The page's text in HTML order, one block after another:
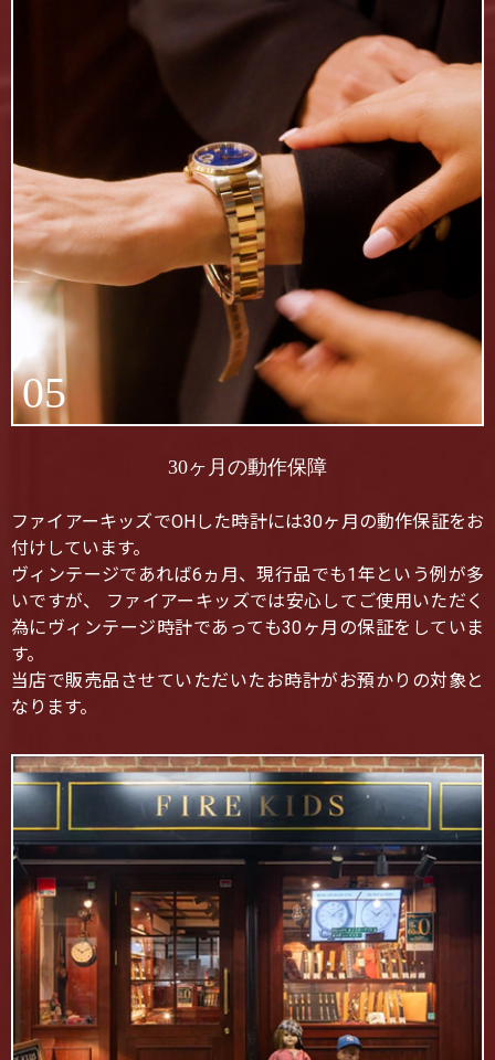
05
30ヶ月の動作保障
ファイアーキッズでOHした時計には30ヶ月の動作保証をお
付けしています。
ヴィンテージであれば6ヵ月、現行品でも1年という例が多
いですが、 ファイアーキッズでは安心してご使用いただく
為にヴィンテージ時計であっても30ヶ月の保証をしていま
す。
当店で販売品させていただいたお時計がお預かりの対象と
なります。